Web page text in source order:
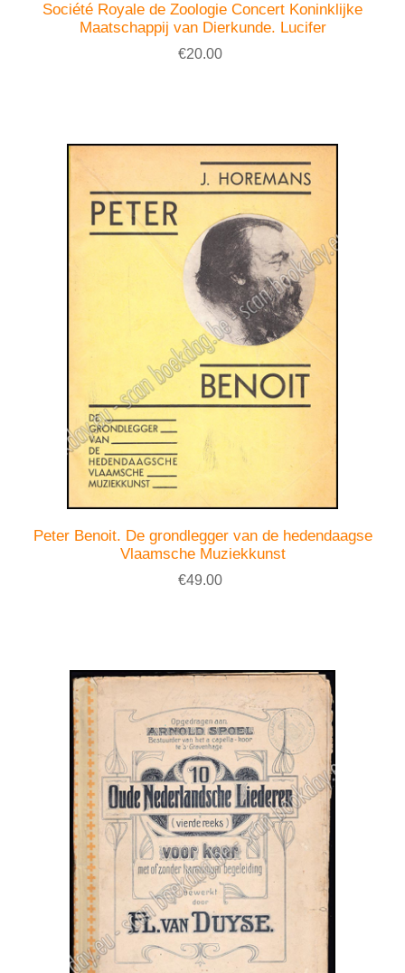
Société Royale de Zoologie Concert Koninklijke
Maatschappij van Dierkunde. Lucifer
€20.00
Peter Benoit. De grondlegger van de hedendaagse
Vlaamsche Muziekkunst
€49.00